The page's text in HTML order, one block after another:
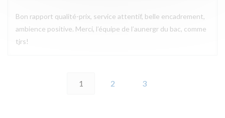
Bon rapport qualité-prix, service attentif, belle encadrement,
ambience positive. Merci, l’équipe de l’aunergr du bac, comme
tjrs!
1 2 3